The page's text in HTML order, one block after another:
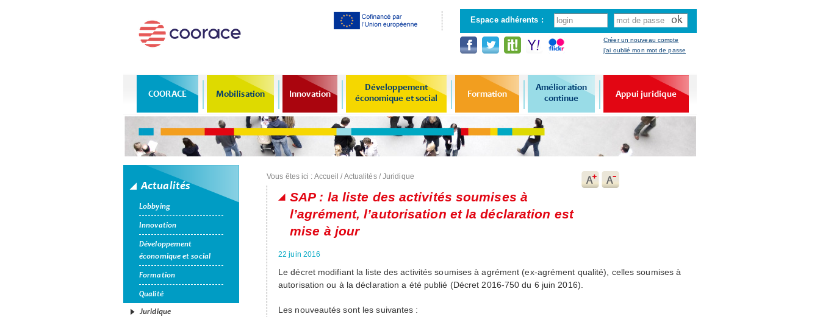
contenu
principal
Espace adhérents :
Créer un nouveau compte
j'ai oublié mon mot de passe
COORACE Mobilisation Innovation
Développement
économique et social
Formation
Amélioration
continue
Appui juridique
Actualités
Lobbying
Innovation
Développement
économique et social
Formation
Qualité
Juridique
Vous êtes ici : Accueil /Actualités/Juridique
SAP : la liste des activités soumises à
l’agrément, l’autorisation et la déclaration est
mise à jour
22 juin 2016
Le décret modifiant la liste des activités soumises à agrément (ex-agrément qualité), celles soumises à
autorisation ou à la déclaration a été publié (Décret 2016-750 du 6 juin 2016).
Les nouveautés sont les suivantes :